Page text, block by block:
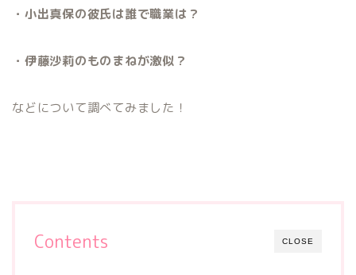
・小出真保の彼氏は誰で職業は？
・伊藤沙莉のものまねが激似？
などについて調べてみました！
CLOSE
Contents